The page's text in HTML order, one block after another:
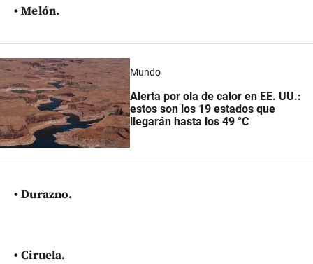
• Melón.
Mundo
Alerta por ola de calor en EE. UU.:
estos son los 19 estados que
llegarán hasta los 49 °C
• Durazno.
• Ciruela.